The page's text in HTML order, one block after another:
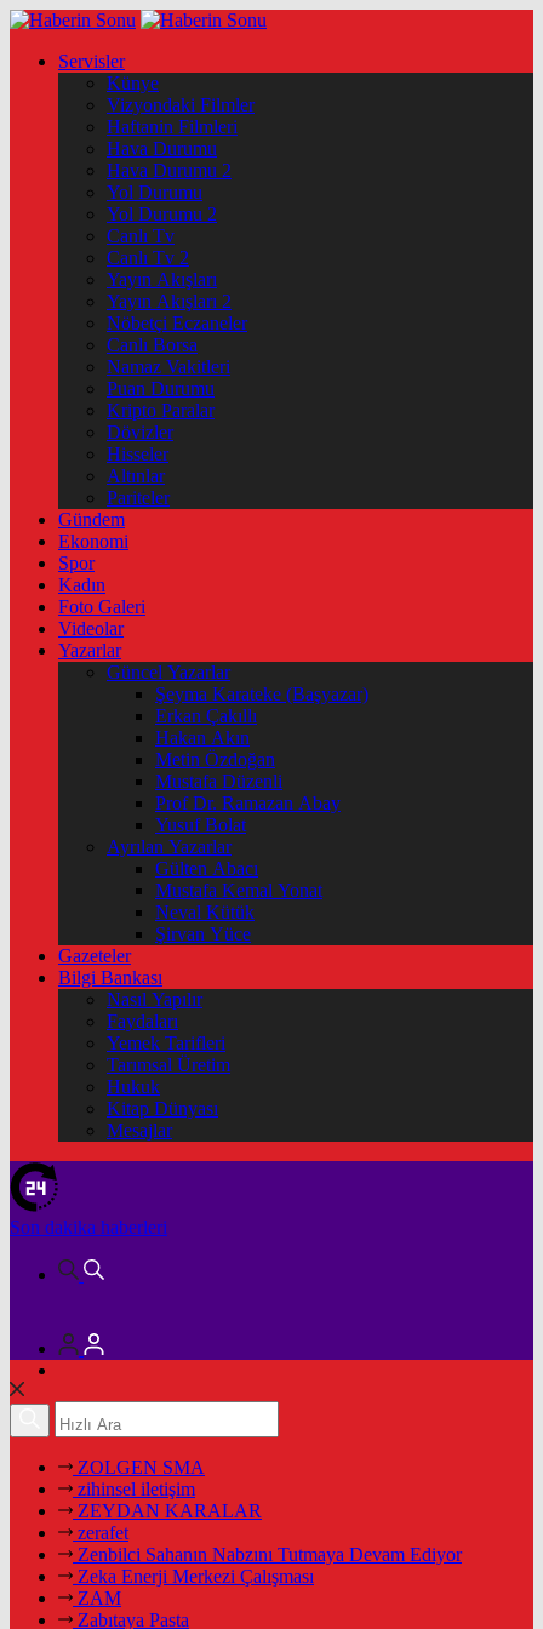
Servisler
Künye
Vizyondaki Filmler
Haftanin Filmleri
Hava Durumu
Hava Durumu 2
Yol Durumu
Yol Durumu 2
Canlı Tv
Canlı Tv 2
Yayın Akışları
Yayın Akışları 2
Nöbetçi Eczaneler
Canlı Borsa
Namaz Vakitleri
Puan Durumu
Kripto Paralar
Dövizler
Hisseler
Altınlar
Pariteler
Gündem
Ekonomi
Spor
Kadın
Foto Galeri
Videolar
Yazarlar
Güncel Yazarlar
Şeyma Karateke (Başyazar)
Erkan Çakıllı
Hakan Akın
Metin Özdoğan
Mustafa Düzenli
Prof Dr. Ramazan Abay
Yusuf Bolat
Ayrılan Yazarlar
Gülten Abacı
Mustafa Kemal Yonat
Neval Kütük
Şirvan Yüce
Gazeteler
Bilgi Bankası
Nasıl Yapılır
Faydaları
Yemek Tarifleri
Tarımsal Üretim
Hukuk
Kitap Dünyası
Mesajlar
Son dakika haberleri
ZOLGEN SMA
zihinsel iletişim
ZEYDAN KARALAR
zerafet
Zenbilci Sahanın Nabzını Tutmaya Devam Ediyor
Zeka Enerji Merkezi Çalışması
ZAM
Zabıtaya Pasta